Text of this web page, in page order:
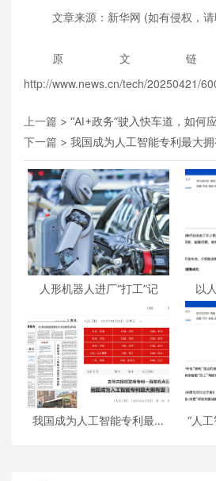
文章来源：新华网 (如有侵权，
原文
http://www.news.cn/tech/20250421/
上一篇 > “AI+政务”驶入快车道，如何
下一篇 > 我国成为人工智能专利最大拥
人形机器人进厂“打工”记 以
我国成为人工智能专利最大
“人